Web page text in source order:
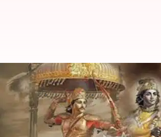
क्या महाभारत से जुड़े
लेखन अंजली May 10, 2020 01:30 pm
क्या है खबर?